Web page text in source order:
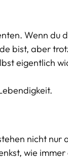
Wenn du
bist, aber
eigentlich
nicht nur
wie